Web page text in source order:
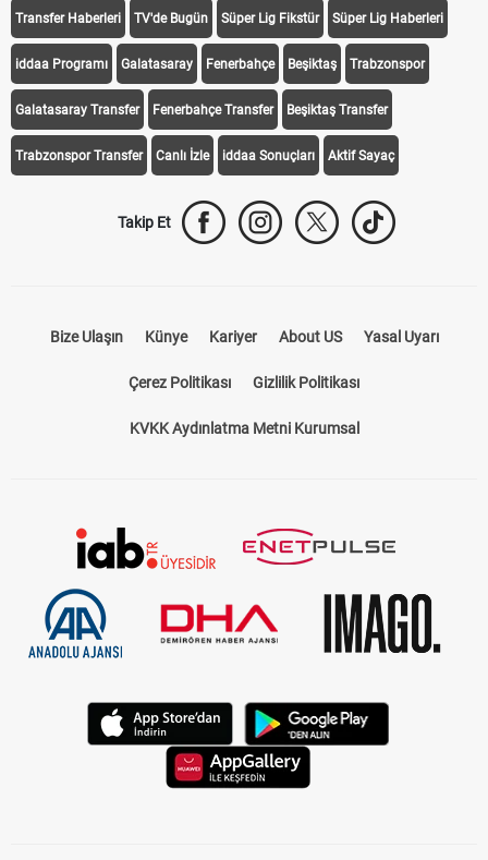
Transfer Haberleri TV'de Bugün Süper Lig Fikstür Süper Lig Haberleri
iddaa Programı Galatasaray Fenerbahçe Beşiktaş Trabzonspor
Galatasaray Transfer Fenerbahçe Transfer Beşiktaş Transfer
Trabzonspor Transfer Canlı İzle iddaa Sonuçları Aktif Sayaç
Takip Et
Bize Ulaşın Künye Kariyer About US Yasal Uyarı
Çerez Politikası Gizlilik Politikası
KVKK Aydınlatma Metni Kurumsal